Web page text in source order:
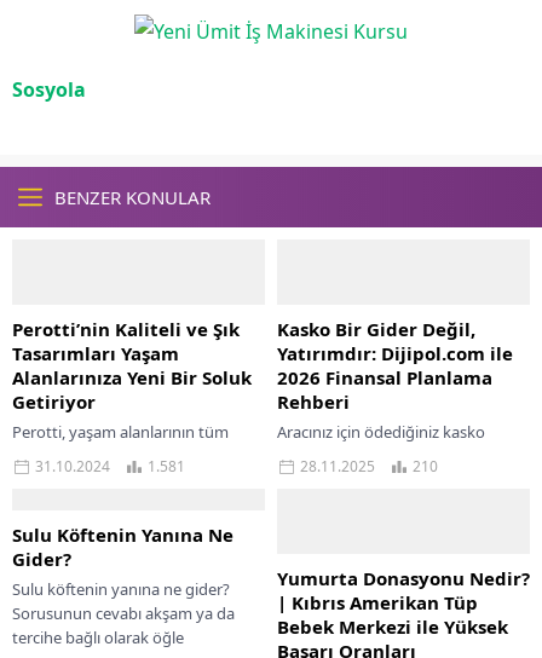
Sosyola
BENZER KONULAR
Perotti’nin Kaliteli ve Şık
Tasarımları Yaşam
Alanlarınıza Yeni Bir Soluk
Getiriyor
Perotti, yaşam alanlarının tüm
ihtiyaçlarına cevap veren güvenilir
bir markadır. Ev gereçleri, mutfak
ürünleri kategorilerindeki...
31.10.2024 1.581
Kasko Bir Gider Değil,
Yatırımdır: Dijipol.com ile
2026 Finansal Planlama
Rehberi
Aracınız için ödediğiniz kasko
primini sadece bir gider olarak mı
görüyorsunuz? Peki, beklenmedik
28.11.2025 210
Sulu Köftenin Yanına Ne
Gider?
Sulu köftenin yanına ne gider?
Sorusunun cevabı akşam ya da
tercihe bağlı olarak öğle
Yumurta Donasyonu Nedir?
| Kıbrıs Amerikan Tüp
Bebek Merkezi ile Yüksek
Başarı Oranları